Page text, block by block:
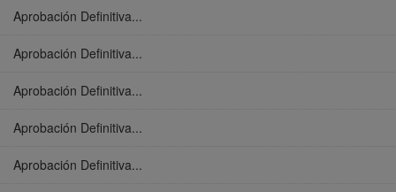
Aprobación Definitiva...
Aprobación Definitiva...
Aprobación Definitiva...
Aprobación Definitiva...
Aprobación Definitiva...